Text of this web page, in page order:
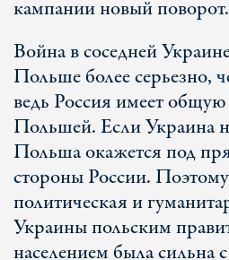
кампании новый поворот.
Война в соседней
Польше более серьезно,
ведь Россия имеет
Польшей. Если Украина
Польша окажется под
стороны России.
политическая и
Украины польским
населением была сильна